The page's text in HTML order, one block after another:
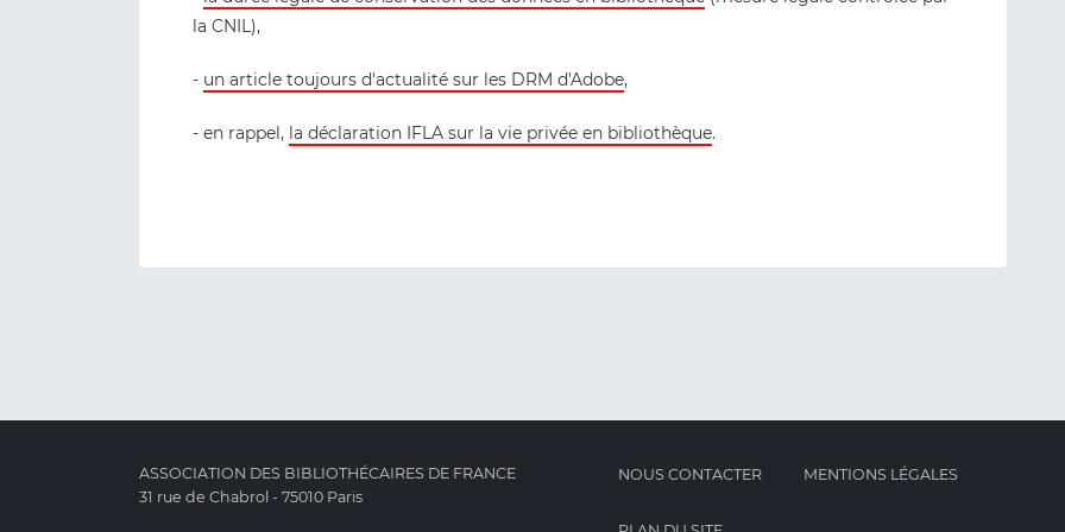
la CNIL),
- un article toujours d'actualité sur les DRM d'Adobe,
- en rappel, la déclaration IFLA sur la vie privée en bibliothèque.
ASSOCIATION DES BIBLIOTHÉCAIRES DE FRANCE
31 rue de Chabrol - 75010 Paris
NOUS CONTACTER MENTIONS LÉGALES